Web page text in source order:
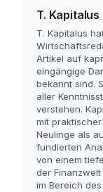
T. Kapitalus
T. Kapitalus
Artikel auf
eingängige
bekannt sind.
aller
verstehen.
mit
Neulinge als
fundierten
von einem
der
im Bereich